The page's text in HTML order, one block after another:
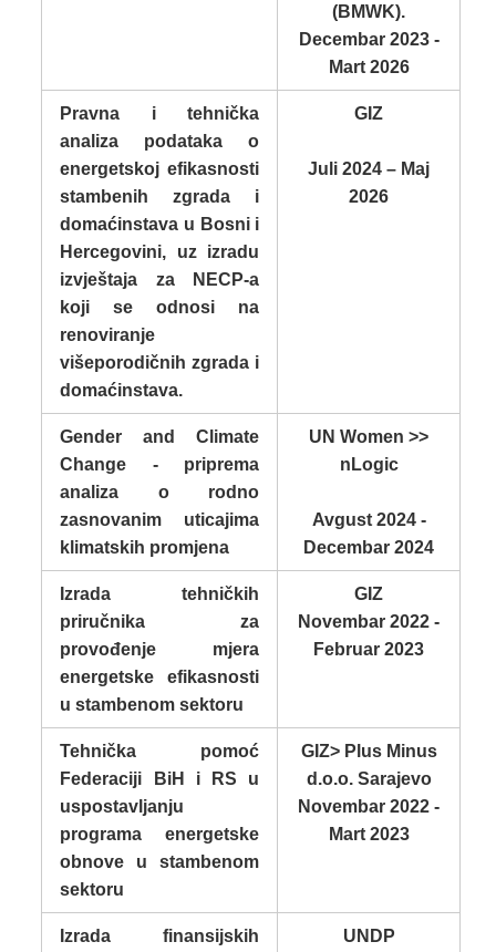
(BMWK).
Decembar 2023 -
Mart 2026
Pravna i tehnička
analiza podataka o
energetskoj efikasnosti
stambenih zgrada i
domaćinstava u Bosni i
Hercegovini, uz izradu
izvještaja za NECP-a
koji se odnosi na
renoviranje
višeporodičnih zgrada i
domaćinstava.
GIZ
Juli 2024 – Maj
2026
Gender and Climate
Change - priprema
analiza o rodno
zasnovanim uticajima
klimatskih promjena
UN Women >>
nLogic
Avgust 2024 -
Decembar 2024
Izrada tehničkih
priručnika za
provođenje mjera
energetske efikasnosti
u stambenom sektoru
GIZ
Novembar 2022 -
Februar 2023
Tehnička pomoć
Federaciji BiH i RS u
uspostavljanju
programa energetske
obnove u stambenom
sektoru
GIZ> Plus Minus
d.o.o. Sarajevo
Novembar 2022 -
Mart 2023
Izrada finansijskih
UNDP